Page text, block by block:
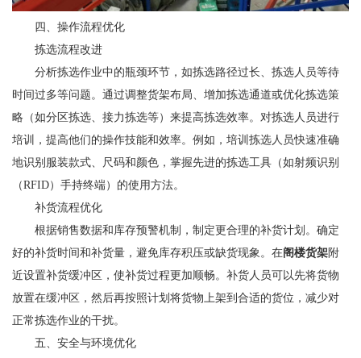
四、操作流程优化
拣选流程改进
分析拣选作业中的瓶颈环节，如拣选路径过长、拣选人员等待
时间过多等问题。通过调整货架布局、增加拣选通道或优化拣选策
略（如分区拣选、接力拣选等）来提高拣选效率。对拣选人员进行
培训，提高他们的操作技能和效率。例如，培训拣选人员快速准确
地识别服装款式、尺码和颜色，掌握先进的拣选工具（如射频识别
（RFID）手持终端）的使用方法。
补货流程优化
根据销售数据和库存预警机制，制定更合理的补货计划。确定
好的补货时间和补货量，避免库存积压或缺货现象。在阁楼货架附
近设置补货缓冲区，使补货过程更加顺畅。补货人员可以先将货物
放置在缓冲区，然后再按照计划将货物上架到合适的货位，减少对
正常拣选作业的干扰。
五、安全与环境优化